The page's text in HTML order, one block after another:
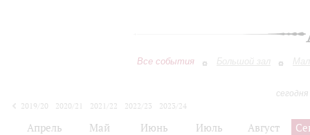
Все события Большой зал
2019/20
2020/21 2021/22 2022/23
2023/24
Апрель Май Июнь Июль Август